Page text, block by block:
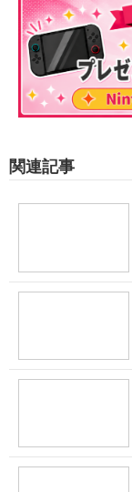
関連記事